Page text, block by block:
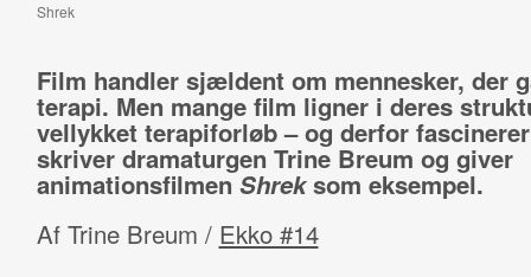
Shrek
Film handler sjældent om mennesker, der
terapi. Men mange film ligner i deres
vellykket terapiforløb – og derfor
skriver dramaturgen Trine Breum og giver
animationsfilmenShreksom eksempel.
Af Trine Breum / Ekko #14